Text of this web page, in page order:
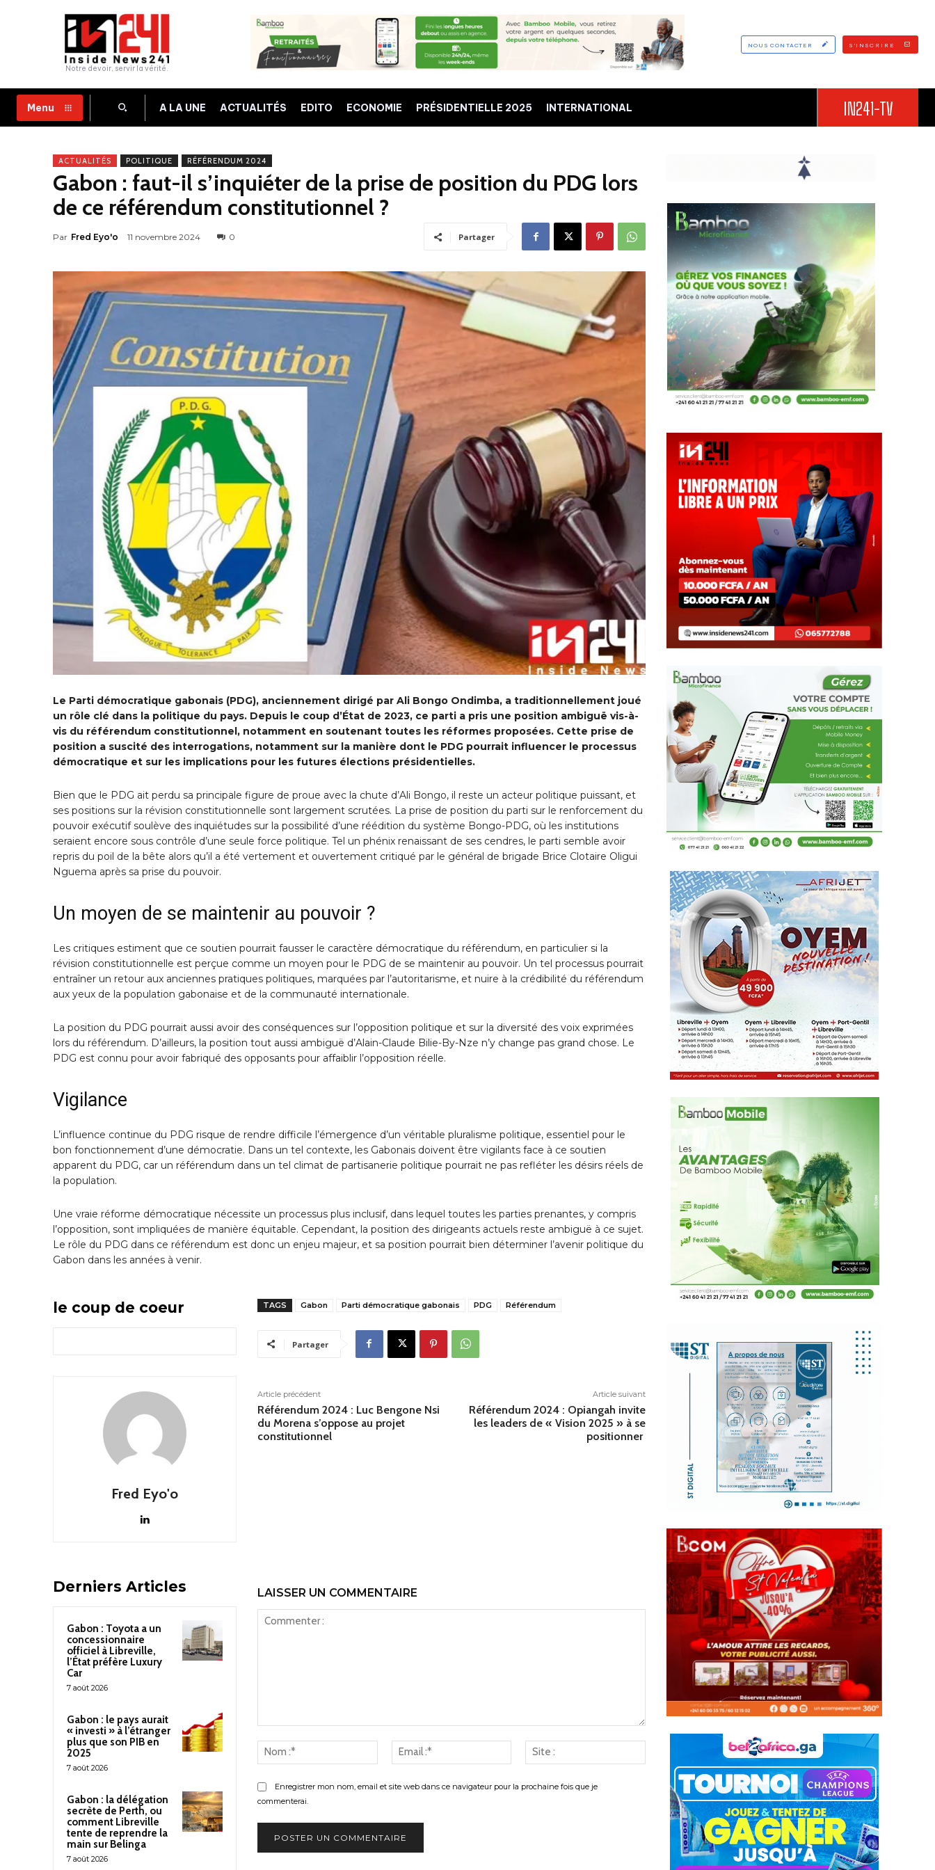
Notre devoir, servir la vérité.
NOUS CONTACTER S'INSCRIRE
Menu A LA UNE ACTUALITÉS EDITO ECONOMIE PRÉSIDENTIELLE 2025 INTERNATIONAL IN241-TV
ACTUALITÉS POLITIQUE RÉFÉRENDUM 2024
Gabon : faut-il s’inquiéter de la prise de position du PDG lors
de ce référendum constitutionnel ?
Par Fred Eyo'o 11 novembre 2024 0 Partager
Le Parti démocratique gabonais (PDG), anciennement dirigé par Ali Bongo Ondimba, a traditionnellement joué
un rôle clé dans la politique du pays. Depuis le coup d’État de 2023, ce parti a pris une position ambiguë vis-à-
vis du référendum constitutionnel, notamment en soutenant toutes les réformes proposées. Cette prise de
position a suscité des interrogations, notamment sur la manière dont le PDG pourrait influencer le processus
démocratique et sur les implications pour les futures élections présidentielles.
Bien que le PDG ait perdu sa principale figure de proue avec la chute d’Ali Bongo, il reste un acteur politique puissant, et
ses positions sur la révision constitutionnelle sont largement scrutées. La prise de position du parti sur le renforcement du
pouvoir exécutif soulève des inquiétudes sur la possibilité d’une réédition du système Bongo-PDG, où les institutions
seraient encore sous contrôle d’une seule force politique. Tel un phénix renaissant de ses cendres, le parti semble avoir
repris du poil de la bête alors qu’il a été vertement et ouvertement critiqué par le général de brigade Brice Clotaire Oligui
Nguema après sa prise du pouvoir.
Un moyen de se maintenir au pouvoir ?
Les critiques estiment que ce soutien pourrait fausser le caractère démocratique du référendum, en particulier si la
révision constitutionnelle est perçue comme un moyen pour le PDG de se maintenir au pouvoir. Un tel processus pourrait
entraîner un retour aux anciennes pratiques politiques, marquées par l’autoritarisme, et nuire à la crédibilité du référendum
aux yeux de la population gabonaise et de la communauté internationale.
La position du PDG pourrait aussi avoir des conséquences sur l’opposition politique et sur la diversité des voix exprimées
lors du référendum. D’ailleurs, la position tout aussi ambiguë d’Alain-Claude Bilie-By-Nze n’y change pas grand chose. Le
PDG est connu pour avoir fabriqué des opposants pour affaiblir l’opposition réelle.
Vigilance
L’influence continue du PDG risque de rendre difficile l’émergence d’un véritable pluralisme politique, essentiel pour le
bon fonctionnement d’une démocratie. Dans un tel contexte, les Gabonais doivent être vigilants face à ce soutien
apparent du PDG, car un référendum dans un tel climat de partisanerie politique pourrait ne pas refléter les désirs réels de
la population.
Une vraie réforme démocratique nécessite un processus plus inclusif, dans lequel toutes les parties prenantes, y compris
l’opposition, sont impliquées de manière équitable. Cependant, la position des dirigeants actuels reste ambiguë à ce sujet.
Le rôle du PDG dans ce référendum est donc un enjeu majeur, et sa position pourrait bien déterminer l’avenir politique du
Gabon dans les années à venir.
le coup de coeur
Fred Eyo'o
TAGS Gabon Parti démocratique gabonais PDG Référendum
Partager
Article précédent
Référendum 2024 : Luc Bengone Nsi
du Morena s’oppose au projet
constitutionnel
Article suivant
Référendum 2024 : Opiangah invite
les leaders de « Vision 2025 » à se
positionner
Derniers Articles
Gabon : Toyota a un
concessionnaire
officiel à Libreville,
l’État préfère Luxury
Car
7 août 2026
Gabon : le pays aurait
« investi » à l’étranger
plus que son PIB en
2025
7 août 2026
Gabon : la délégation
secrète de Perth, ou
comment Libreville
tente de reprendre la
main sur Belinga
7 août 2026
LAISSER UN COMMENTAIRE
:*
Email
:*
:
Enregistrer mon nom, email et site web dans ce navigateur pour la prochaine fois que je
commenterai.